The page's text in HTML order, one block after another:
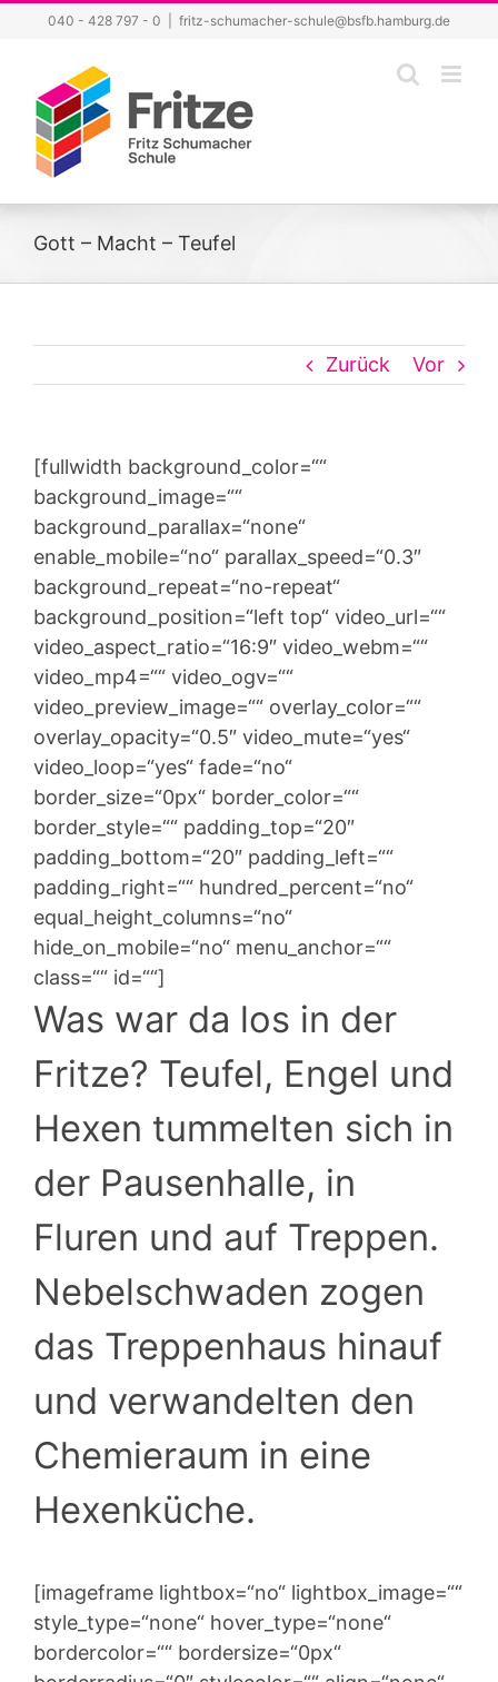
springen
040 - 428 797 - 0 fritz-schumacher-schule@bsfb.hamburg.de
Gott – Macht – Teufel
Zurück Vor
[fullwidth background_color=““
background_image=““
background_parallax=“none“
enable_mobile=“no“ parallax_speed=“0.3″
background_repeat=“no-repeat“
background_position=“left top“ video_url=““
video_aspect_ratio=“16:9″ video_webm=““
video_mp4=““ video_ogv=““
video_preview_image=““ overlay_color=““
overlay_opacity=“0.5″ video_mute=“yes“
video_loop=“yes“ fade=“no“
border_size=“0px“ border_color=““
border_style=““ padding_top=“20″
padding_bottom=“20″ padding_left=““
padding_right=““ hundred_percent=“no“
equal_height_columns=“no“
hide_on_mobile=“no“ menu_anchor=““
class=““ id=““]
Was war da los in der
Fritze? Teufel, Engel und
Hexen tummelten sich in
der Pausenhalle, in
Fluren und auf Treppen.
Nebelschwaden zogen
das Treppenhaus hinauf
und verwandelten den
Chemieraum in eine
Hexenküche.
[imageframe lightbox=“no“ lightbox_image=““
style_type=“none“ hover_type=“none“
bordercolor=““ bordersize=“0px“